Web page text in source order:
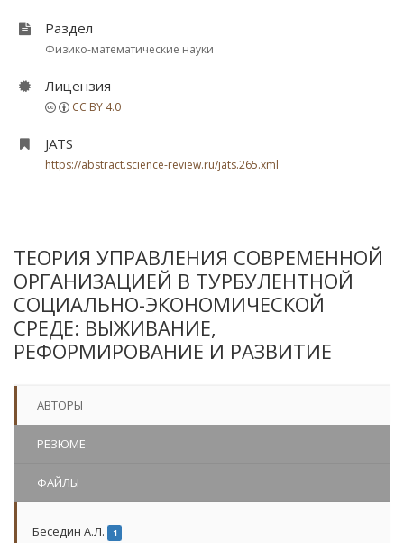
Раздел
Физико-математические науки
Лицензия
CC BY 4.0
JATS
https://abstract.science-review.ru/jats.265.xml
ТЕОРИЯ УПРАВЛЕНИЯ СОВРЕМЕННОЙ
ОРГАНИЗАЦИЕЙ В ТУРБУЛЕНТНОЙ
СОЦИАЛЬНО-ЭКОНОМИЧЕСКОЙ
СРЕДЕ: ВЫЖИВАНИЕ,
РЕФОРМИРОВАНИЕ И РАЗВИТИЕ
АВТОРЫ
РЕЗЮМЕ
ФАЙЛЫ
Беседин А.Л. 1